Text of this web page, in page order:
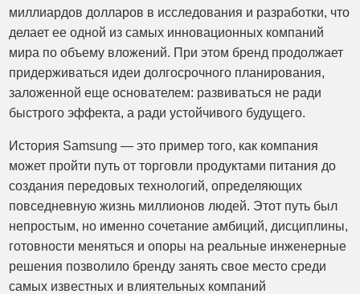
миллиардов долларов в исследования и разработки, что
делает ее одной из самых инновационных компаний
мира по объему вложений. При этом бренд продолжает
придерживаться идеи долгосрочного планирования,
заложенной еще основателем: развиваться не ради
быстрого эффекта, а ради устойчивого будущего.
История Samsung — это пример того, как компания
может пройти путь от торговли продуктами питания до
создания передовых технологий, определяющих
повседневную жизнь миллионов людей. Этот путь был
непростым, но именно сочетание амбиций, дисциплины,
готовности меняться и опоры на реальные инженерные
решения позволило бренду занять свое место среди
самых известных и влиятельных компаний